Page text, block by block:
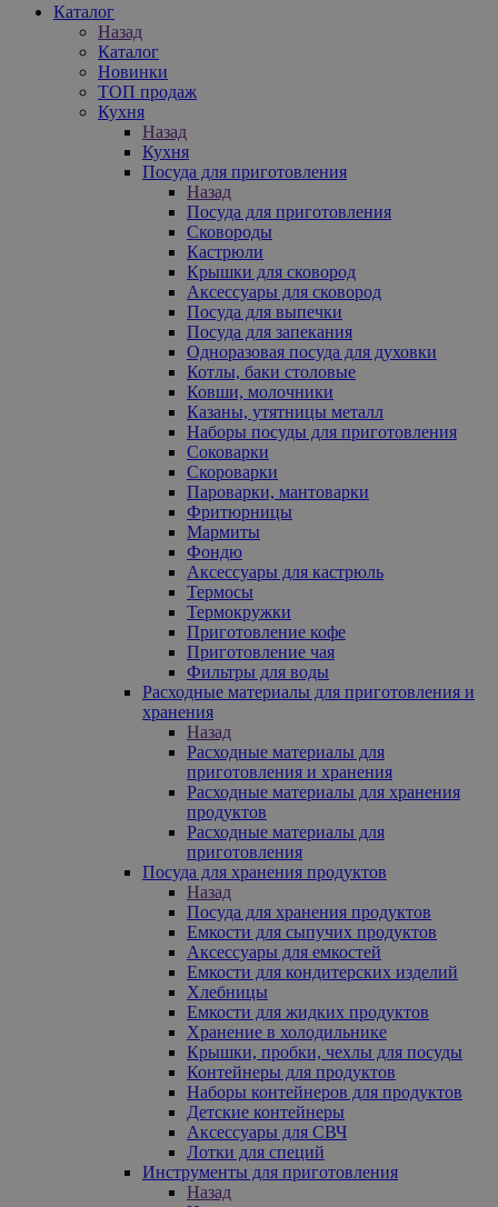
Каталог
Назад
Каталог
Новинки
ТОП продаж
Кухня
Назад
Кухня
Посуда для приготовления
Назад
Посуда для приготовления
Сковороды
Кастрюли
Крышки для сковород
Аксессуары для сковород
Посуда для выпечки
Посуда для запекания
Одноразовая посуда для духовки
Котлы, баки столовые
Ковши, молочники
Казаны, утятницы металл
Наборы посуды для приготовления
Соковарки
Скороварки
Пароварки, мантоварки
Фритюрницы
Мармиты
Фондю
Аксессуары для кастрюль
Термосы
Термокружки
Приготовление кофе
Приготовление чая
Фильтры для воды
Расходные материалы для приготовления и
хранения
Назад
Расходные материалы для
приготовления и хранения
Расходные материалы для хранения
продуктов
Расходные материалы для
приготовления
Посуда для хранения продуктов
Назад
Посуда для хранения продуктов
Емкости для сыпучих продуктов
Аксессуары для емкостей
Емкости для кондитерских изделий
Хлебницы
Емкости для жидких продуктов
Хранение в холодильнике
Крышки, пробки, чехлы для посуды
Контейнеры для продуктов
Наборы контейнеров для продуктов
Детские контейнеры
Аксессуары для СВЧ
Лотки для специй
Инструменты для приготовления
Назад